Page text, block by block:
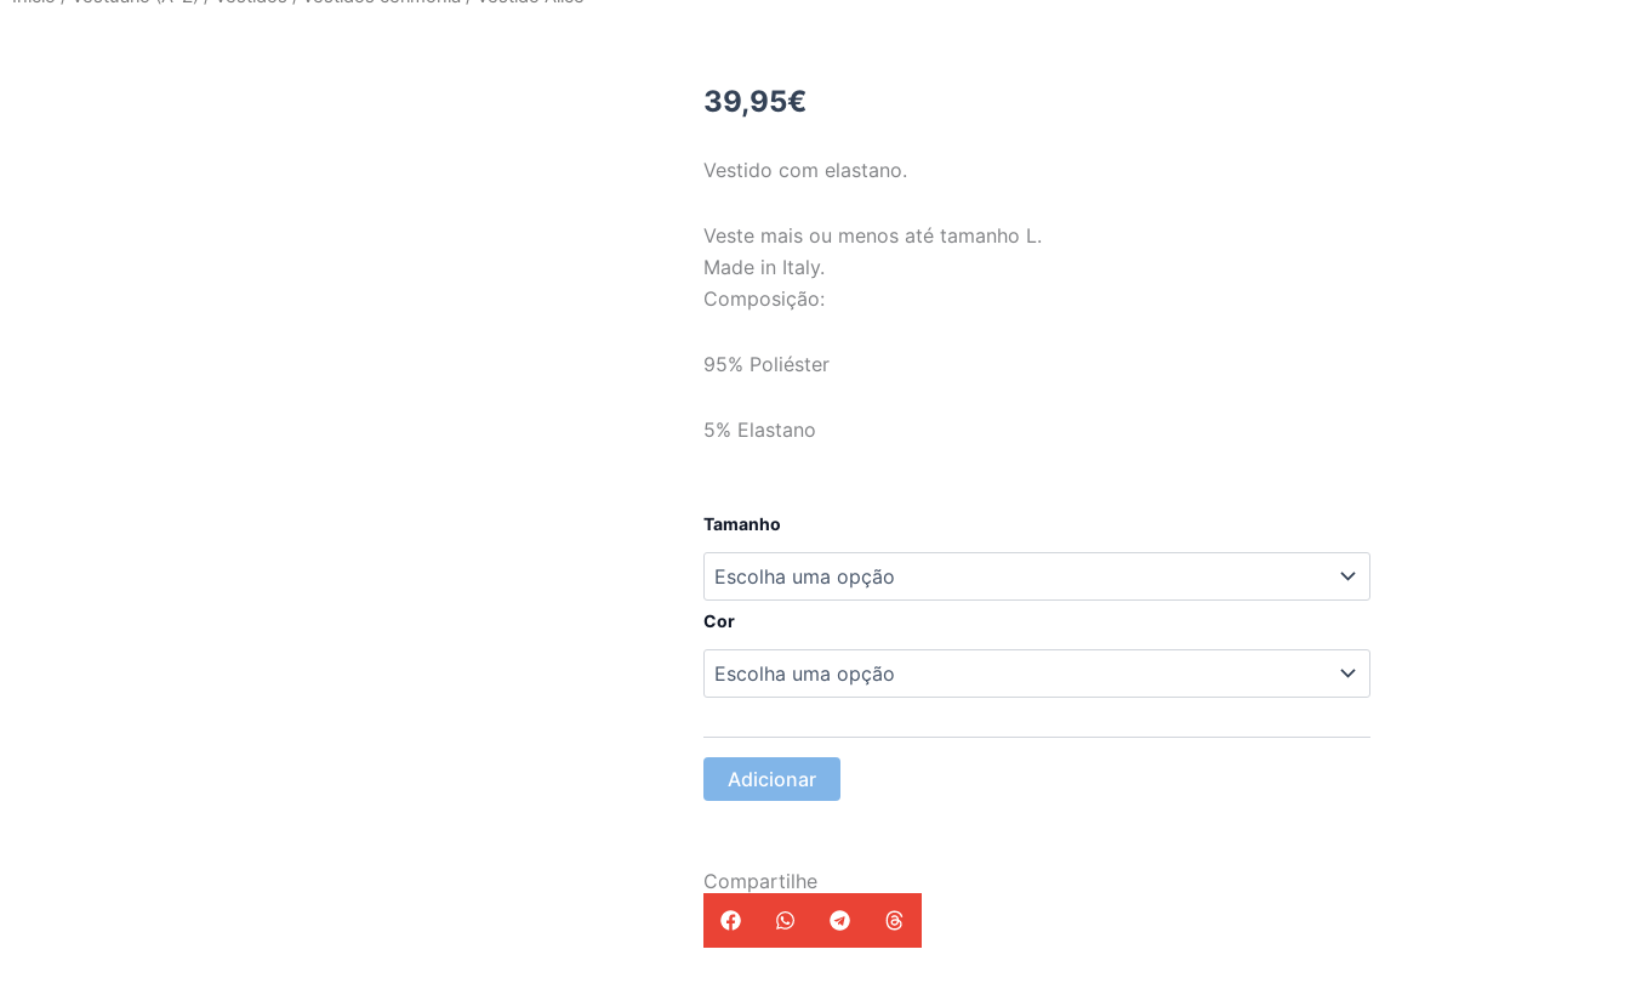
39,95€
Vestido com elastano.
Veste mais ou menos até tamanho L.
Made in Italy.
Composição:
95% Poliéster
5% Elastano
Tamanho
Cor
Quantidade
Alice
Adicionar
Compartilhe